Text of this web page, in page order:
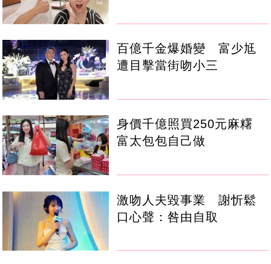
百億千金爆婚變 富少尪
遭目擊當街吻小三
身價千億照買250元麻糬
富太包包自己做
激吻人夫毀事業 謝忻鬆
口心聲：咎由自取